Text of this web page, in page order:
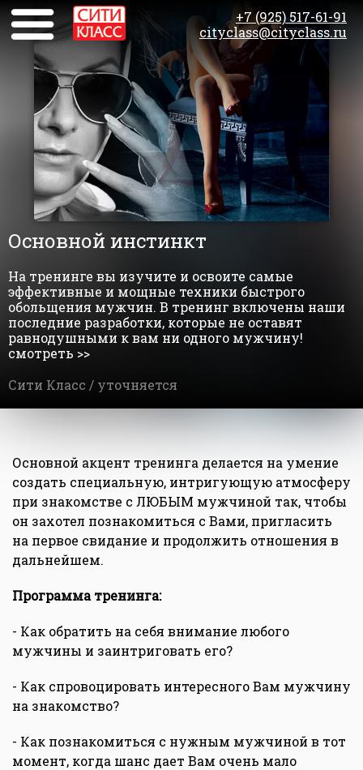
+7 (925) 517-61-91
cityclass@cityclass.ru
Основной инстинкт
На тренинге вы изучите и освоите самые
эффективные и мощные техники быстрого
обольщения мужчин. В тренинг включены наши
последние разработки, которые не оставят
равнодушными к вам ни одного мужчину!
смотреть >>
Сити Класс / уточняется
Основной акцент тренинга делается на умение
создать специальную, интригующую атмосферу
при знакомстве с ЛЮБЫМ мужчиной так, чтобы
он захотел познакомиться с Вами, пригласить
на первое свидание и продолжить отношения в
дальнейшем.
Программа тренинга:
- Как обратить на себя внимание любого
мужчины и заинтриговать его?
- Как спровоцировать интересного Вам мужчину
на знакомство?
- Как познакомиться с нужным мужчиной в тот
момент, когда шанс дает Вам очень мало